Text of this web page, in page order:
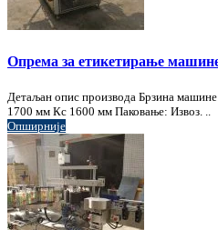
Опрема за етикетирање
Детаљан опис производа Брзина
1700 мм Кс 1600 мм Паковање: Извоз. ..
Опширније